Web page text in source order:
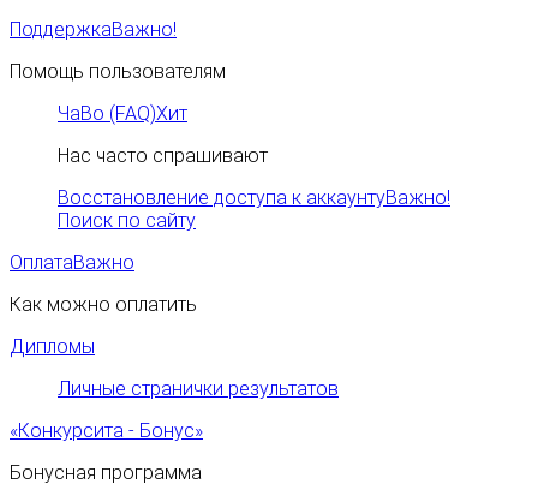
ПоддержкаВажно!
Помощь пользователям
ЧаВо (FAQ)Хит
Нас часто спрашивают
Восстановление доступа к аккаунтуВажно!
Поиск по сайту
ОплатаВажно
Как можно оплатить
Дипломы
Личные странички результатов
«Конкурсита - Бонус»
Бонусная программа